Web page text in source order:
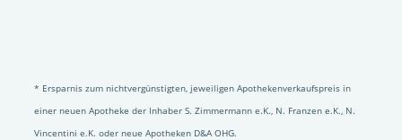
* Ersparnis zum nichtvergünstigten, jeweiligen Apothekenverkaufspreis in
einer neuen Apotheke der Inhaber S. Zimmermann e.K., N. Franzen e.K., N.
Vincentini e.K. oder neue Apotheken D&A OHG.